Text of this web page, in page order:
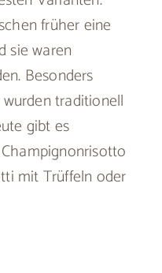
früher eine
sie waren
Besonders
traditionell
gibt es
mit Trüffeln oder